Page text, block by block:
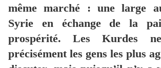
même marché : une large
Syrie en échange de la
prospérité. Les Kurdes
précisément les gens les plus